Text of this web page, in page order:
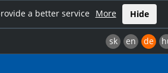
a better service More Hide
sk en de